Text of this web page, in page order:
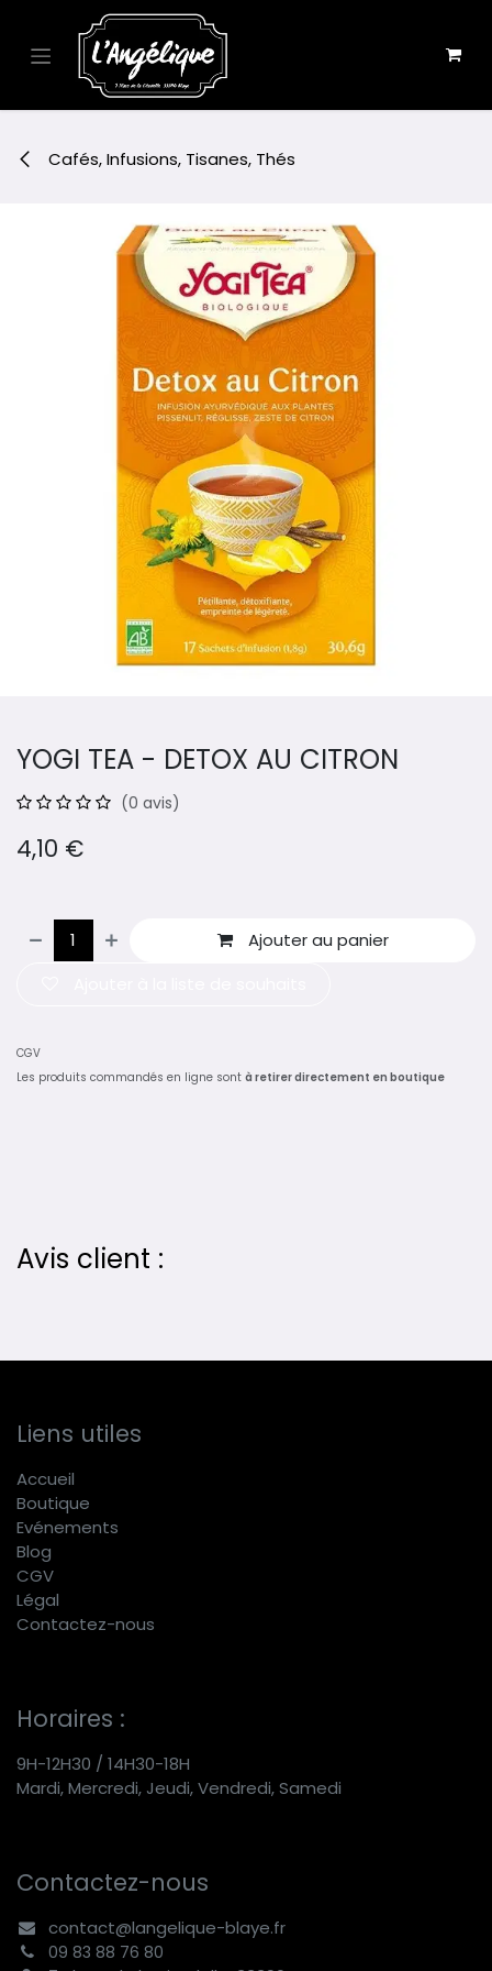
Se rendre au contenu
Cafés, Infusions, Tisanes, Thés
YOGI TEA - DETOX AU CITRON
(0 avis)
4,10 €
Ajouter au panier
CGV
Les produits commandés en ligne sont à retirer directement en boutique
Avis client :
Liens utiles
Accueil
Boutique
Evénements
Blog
CGV
Légal
Contactez-nous
Horaires :
9H-12H30 / 14H30-18H
Mardi, Mercredi, Jeudi, Vendredi, Samedi
Contactez-nous
contact@langelique-blaye.fr
09 83 88 76 80